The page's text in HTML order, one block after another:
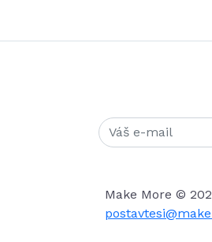
Make More ©